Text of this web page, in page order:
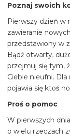
Poznaj swoich
Pierwszy dzień w
zawieranie
przedstawiony w
Bądź otwarty,
przejmuj się tym,
Ciebie nieufni.
pojawia się ktoś
Proś o pomoc
W pierwszych
o wielu rzeczach